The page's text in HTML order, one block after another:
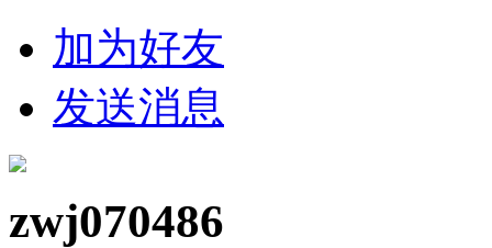
加为好友
发送消息
zwj070486